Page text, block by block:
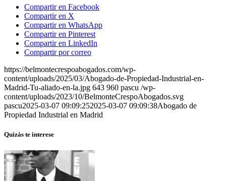
Compartir en Facebook
Compartir en X
Compartir en WhatsApp
Compartir en Pinterest
Compartir en LinkedIn
Compartir por correo
https://belmontecrespoabogados.com/wp-
content/uploads/2025/03/Abogado-de-Propiedad-Industrial-en-
Madrid-Tu-aliado-en-la.jpg 643 960 pascu /wp-
content/uploads/2023/10/BelmonteCrespoAbogados.svg
pascu2025-03-07 09:09:252025-03-07 09:09:38Abogado de
Propiedad Industrial en Madrid
Quizás te interese